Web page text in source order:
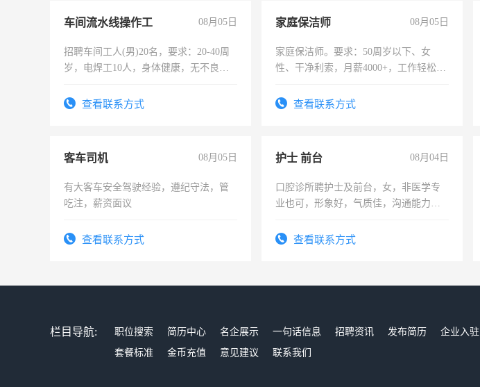
车间流水线操作工 08月05日
招聘车间工人(男)20名，要求：20-40周
岁，电焊工10人，身体健康，无不良嗜
宿，免费发放劳保用品，两班倒，每月
查看联系方式
家庭保洁师 08月05日
家庭保洁师。要求：50周岁以下、女
性、干净利索，月薪4000+，工作轻松，
太太等。查看联系方式
客车司机 08月05日
有大客车安全驾驶经验，遵纪守法，管
吃注，薪资面议
查看联系方式
护士 前台 08月04日
口腔诊所聘护士及前台，女，非医学专
业也可，形象好，气质佳，沟通能力
查看联系方式
栏目导航: 职位搜索 简历中心 名企展示 一句话信息 招聘资讯 发布简历 企业入驻
套餐标准
金币充值 意见建议 联系我们